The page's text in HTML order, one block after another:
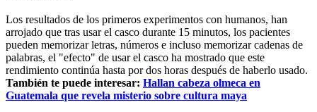
Los resultados de los primeros experimentos con humanos, han
arrojado que tras usar el casco durante 15 minutos, los pacientes
pueden memorizar letras, números e incluso memorizar cadenas de
palabras, el "efecto" de usar el casco ha mostrado que este
rendimiento continúa hasta por dos horas después de haberlo usado.
También te puede interesar: Hallan cabeza olmeca en
Guatemala que revela misterio sobre cultura maya